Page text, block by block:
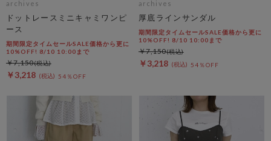
archives
ドットレースミニキャミワンピ
ース
期間限定タイムセールSALE価格から更に
10%OFF! 8/10 10:00まで
￥3,218 54％OFF
￥7,150
archives
厚底ラインサンダル
期間限定タイムセールSALE価格から更に
10%OFF! 8/10 10:00まで
￥3,218 54％OFF
￥7,150